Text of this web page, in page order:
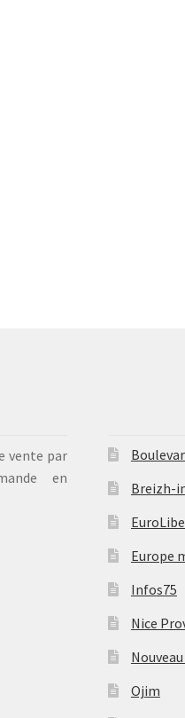
vente par
en
Breizh-
Europe
Infos75
Nice
Ojim